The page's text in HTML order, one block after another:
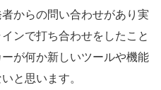
からの問い合わせがあり実
ンで打ち合わせをしたこと
が何か新しいツールや機能
と思います。